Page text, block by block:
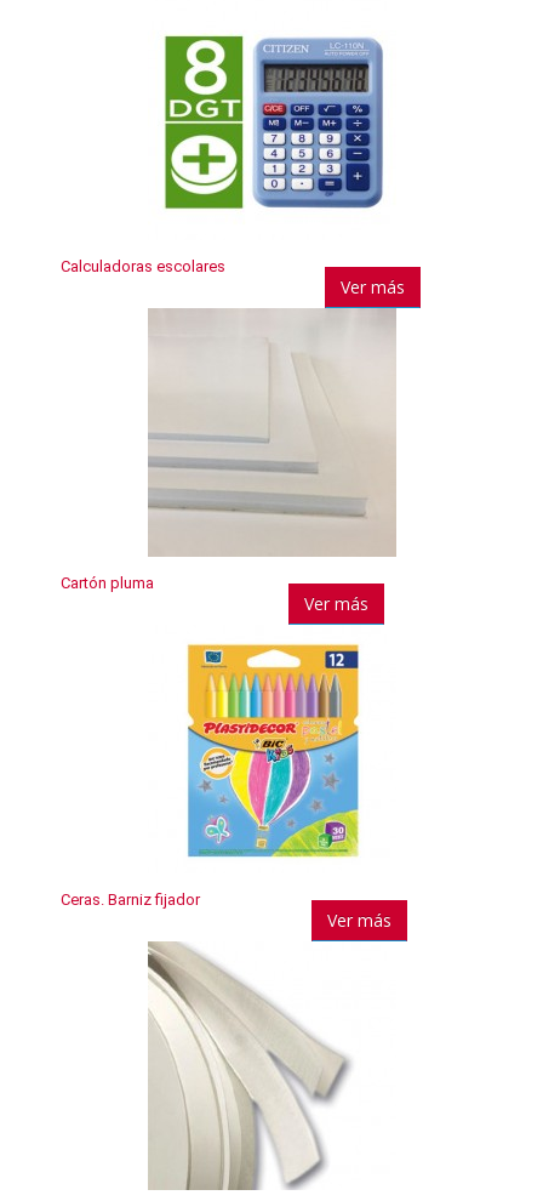
Calculadoras escolares
Ver más
Cartón pluma
Ver más
Ceras. Barniz fijador
Ver más